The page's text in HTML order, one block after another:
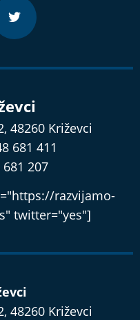
48260 Križevci
681 411
681 207
razvijamo-
twitter="yes"]
48260 Križevci